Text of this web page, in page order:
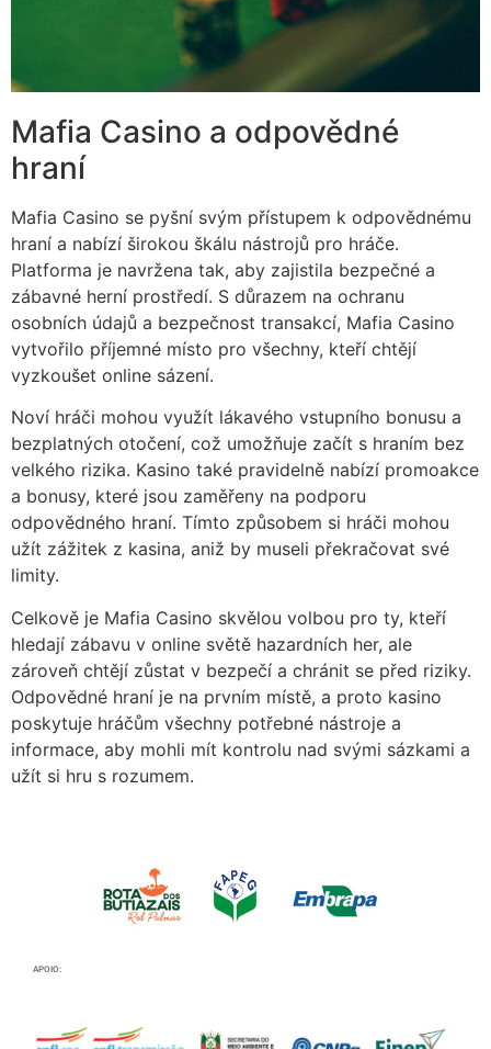
Mafia Casino a odpovědné
hraní
Mafia Casino se pyšní svým přístupem k odpovědnému
hraní a nabízí širokou škálu nástrojů pro hráče.
Platforma je navržena tak, aby zajistila bezpečné a
zábavné herní prostředí. S důrazem na ochranu
osobních údajů a bezpečnost transakcí, Mafia Casino
vytvořilo příjemné místo pro všechny, kteří chtějí
vyzkoušet online sázení.
Noví hráči mohou využít lákavého vstupního bonusu a
bezplatných otočení, což umožňuje začít s hraním bez
velkého rizika. Kasino také pravidelně nabízí promoakce
a bonusy, které jsou zaměřeny na podporu
odpovědného hraní. Tímto způsobem si hráči mohou
užít zážitek z kasina, aniž by museli překračovat své
limity.
Celkově je Mafia Casino skvělou volbou pro ty, kteří
hledají zábavu v online světě hazardních her, ale
zároveň chtějí zůstat v bezpečí a chránit se před riziky.
Odpovědné hraní je na prvním místě, a proto kasino
poskytuje hráčům všechny potřebné nástroje a
informace, aby mohli mít kontrolu nad svými sázkami a
užít si hru s rozumem.
APOIO: